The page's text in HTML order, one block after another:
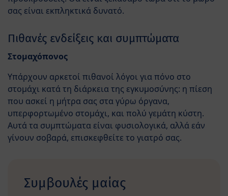
σας είναι εκπληκτικά δυνατό.
Πιθανές ενδείξεις και συμπτώματα
Στομαχόπονος
Υπάρχουν αρκετοί πιθανοί λόγοι για πόνο στο
στομάχι κατά τη διάρκεια της εγκυμοσύνης: η πίεση
που ασκεί η μήτρα σας στα γύρω όργανα,
υπερφορτωμένο στομάχι, και πολύ γεμάτη κύστη.
Αυτά τα συμπτώματα είναι φυσιολογικά, αλλά εάν
γίνουν σοβαρά, επισκεφθείτε το γιατρό σας.
Συμβουλές μαίας